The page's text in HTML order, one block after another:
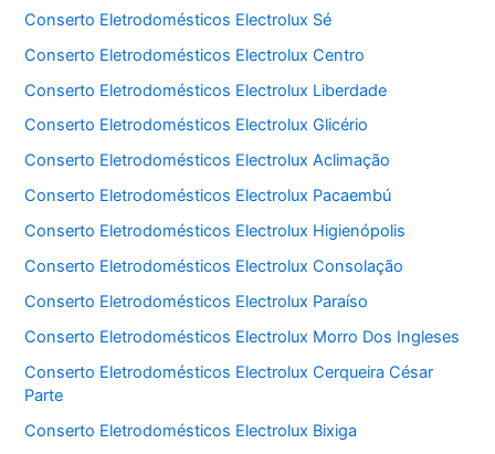
Conserto Eletrodomésticos Electrolux Sé
Conserto Eletrodomésticos Electrolux Centro
Conserto Eletrodomésticos Electrolux Liberdade
Conserto Eletrodomésticos Electrolux Glicério
Conserto Eletrodomésticos Electrolux Aclimação
Conserto Eletrodomésticos Electrolux Pacaembú
Conserto Eletrodomésticos Electrolux Higienópolis
Conserto Eletrodomésticos Electrolux Consolação
Conserto Eletrodomésticos Electrolux Paraíso
Conserto Eletrodomésticos Electrolux Morro Dos Ingleses
Conserto Eletrodomésticos Electrolux Cerqueira César
Parte
Conserto Eletrodomésticos Electrolux Bixiga